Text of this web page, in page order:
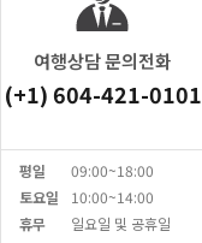
여행상담 문의전화
(+1) 604-421-0101
평일
09:00~18:00
토요일
10:00~14:00
휴무
일요일 및 공휴일